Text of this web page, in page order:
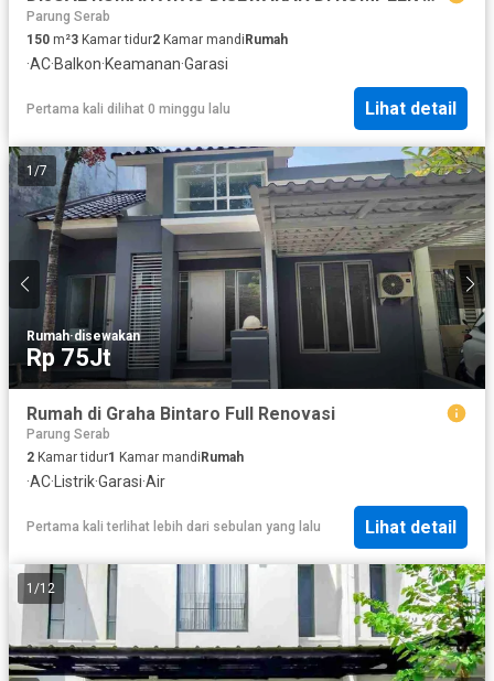
Parung Serab
150 m²3 Kamar tidur2 Kamar mandiRumah
·AC·Balkon·Keamanan·Garasi
Pertama kali dilihat 0 minggu lalu Lihat detail
1 /7
Rumah·disewakan
Rp 75Jt
Rumah di Graha Bintaro Full Renovasi
Parung Serab
2 Kamar tidur1 Kamar mandi Rumah
·AC·Listrik·Garasi·Air
Pertama kali terlihat lebih dari sebulan yang lalu Lihat detail
1 /12